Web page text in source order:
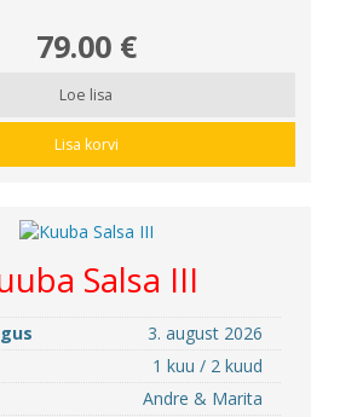
79.00 €
Loe lisa
Lisa korvi
Salsa III
3. august 2026
1 kuu / 2 kuud
Andre & Marita